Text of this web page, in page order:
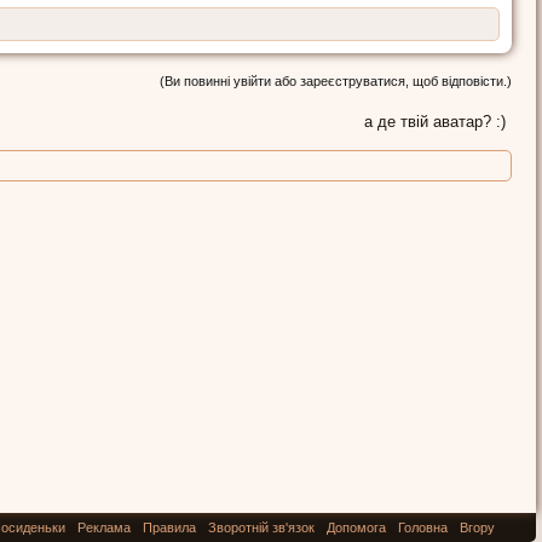
(Ви повинні увійти або зареєструватися, щоб відповісти.)
а де твій аватар? :)
Реклама Правила Зворотній зв'язок Допомога Головна Вгору